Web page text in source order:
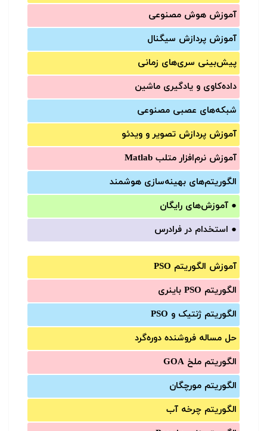
آموزش‌ هوش مصنوعی
آموزش‌ پردازش سیگنال
پیش‌‌بینی سری‌‌های زمانی
داده‌کاوی و یادگیری ماشین
شبکه‌های عصبی مصنوعی
آموزش‌ پردازش تصویر و ویدئو
آموزش‌ نرم‌افزار متلب Matlab
الگوریتم‌های بهینه‌سازی هوشمند
● آموزش‌های رایگان
● استخدام در فرادرس
آموزش الگوریتم PSO
الگوریتم PSO باینری
الگوریتم ژنتیک و PSO
حل مساله فروشنده دوره‌گرد
الگوریتم ملخ GOA
الگوریتم مورچگان
الگوریتم چرخه آب